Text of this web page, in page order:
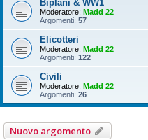
Biplani & WW1
Moderatore: Madd 22
Argomenti: 57
Elicotteri
Moderatore: Madd 22
Argomenti: 122
Civili
Moderatore: Madd 22
Argomenti: 26
Nuovo argomento